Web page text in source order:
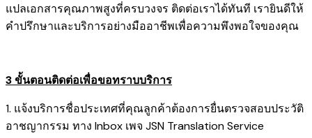
แปลเอกสารคุณภาพสูงที่ครบวงจร ติดต่อเราได้ทันที เรายินดีให้
คำปรึกษาและบริการอย่างมืออาชีพเพื่อความพึงพอใจของคุณ
3 ขั้นตอนติดต่อเพื่อขอทราบบริการ
1. แจ้งบริการชื่อประเทศที่คุณลูกค้าต้องการยื่นตรวจสอบประวัติ
อาชญากรรม ทาง Inbox เพจ JSN Translation Service